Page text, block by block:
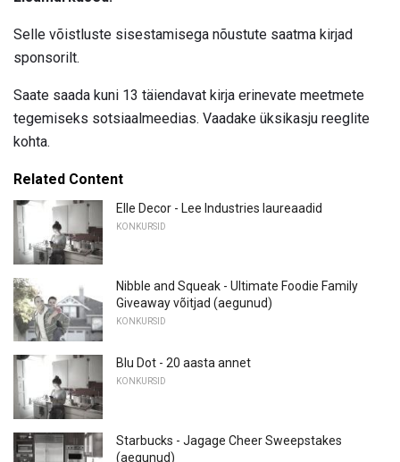
Selle võistluste sisestamisega nõustute saatma kirjad
sponsorilt.
Saate saada kuni 13 täiendavat kirja erinevate meetmete
tegemiseks sotsiaalmeedias. Vaadake üksikasju reeglite
kohta.
Related Content
Elle Decor - Lee Industries laureaadid
KONKURSID
Nibble and Squeak - Ultimate Foodie Family
Giveaway võitjad (aegunud)
KONKURSID
Blu Dot - 20 aasta annet
KONKURSID
Starbucks - Jagage Cheer Sweepstakes
(aegunud)